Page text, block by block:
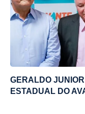
GERALDO
ESTADUAL DO